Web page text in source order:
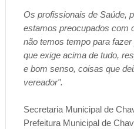
Os profissionais de Saúde,
estamos preocupados com
não temos tempo para
que exige acima de tudo,
e bom senso, coisas que
vereador".
Secretaria Municipal de
Prefeitura Municipal de